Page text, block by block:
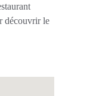
découvrir le